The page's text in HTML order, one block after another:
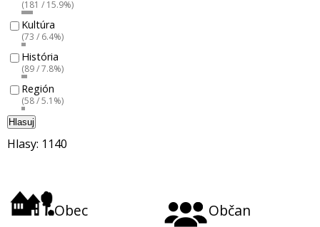
(181 / 15.9%)
Kultúra
(73 / 6.4%)
História
(89 / 7.8%)
Región
(58 / 5.1%)
Hlasuj
Hlasy: 1140
Obec Občan